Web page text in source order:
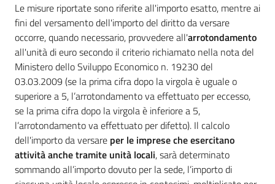
Registrati
Seguici
su
Le misure riportate sono riferite all'importo esatto, mentre ai
fini del versamento dell'importo del diritto da versare
occorre, quando necessario, provvedere all'arrotondamento
all'unità di euro secondo il criterio richiamato nella nota del
Ministero dello Sviluppo Economico n. 19230 del
03.03.2009 (se la prima cifra dopo la virgola è uguale o
superiore a 5, l’arrotondamento va effettuato per eccesso,
se la prima cifra dopo la virgola è inferiore a 5,
l’arrotondamento va effettuato per difetto). Il calcolo
dell'importo da versare per le imprese che esercitano
attività anche tramite unità locali, sarà determinato
sommando all’importo dovuto per la sede, l’importo di